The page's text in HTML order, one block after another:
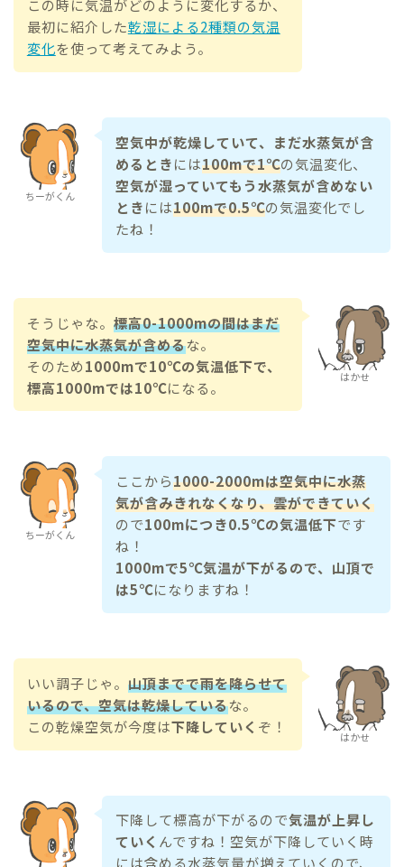
この時に気温がどのように変化するか、
最初に紹介した乾湿による2種類の気温
変化を使って考えてみよう。
ちーがくん
空気中が乾燥していて、まだ水蒸気が含
めるときには100mで1℃の気温変化、
空気が湿っていてもう水蒸気が含めない
ときには100mで0.5℃の気温変化でし
たね！
はかせ
そうじゃな。 標高0-1000mの間はまだ
空気中に水蒸気が含めるな。
そのため1000mで10℃の気温低下で、
標高1000mでは10℃になる。
ちーがくん
ここから1000-2000mは空気中に水蒸
気が含みきれなくなり、雲ができていく
ので100mにつき0.5℃の気温低下です
ね！
1000mで5℃気温が下がるので、山頂で
は5℃になりますね！
はかせ
いい調子じゃ。 山頂までで雨を降らせて
いるので、空気は乾燥しているな。
この乾燥空気が今度は下降していく ぞ！
下降して標高が下がるので気温が上昇し
ていく んですね！空気が下降していく時
には含める水蒸気量が増えていくので、